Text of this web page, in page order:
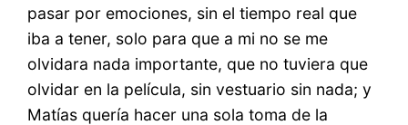
pasar por emociones, sin el tiempo real que
iba a tener, solo para que a mi no se me
olvidara nada importante, que no tuviera que
olvidar en la película, sin vestuario sin nada; y
Matías quería hacer una sola toma de la